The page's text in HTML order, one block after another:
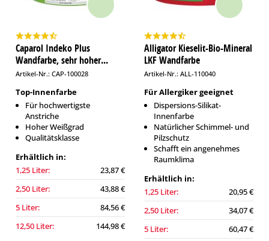
Caparol Indeko Plus
Wandfarbe, sehr hoher...
Artikel-Nr.: CAP-100028
Top-Innenfarbe
Für hochwertigste
Anstriche
Hoher Weißgrad
Qualitätsklasse
Erhältlich in:
1,25 Liter:
23,87 €
2,50 Liter:
43,88 €
5 Liter:
84,56 €
12,50 Liter:
144,98 €
Alligator Kieselit-Bio-Mineral
LKF Wandfarbe
Artikel-Nr.: ALL-110040
Für Allergiker geeignet
Dispersions-Silikat-
Innenfarbe
Natürlicher Schimmel- und
Pilzschutz
Schafft ein angenehmes
Raumklima
Erhältlich in:
1,25 Liter:
20,95 €
2,50 Liter:
34,07 €
5 Liter:
60,47 €